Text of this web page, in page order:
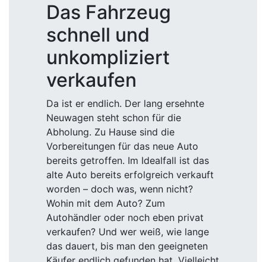
Das Fahrzeug
schnell und
unkompliziert
verkaufen
Da ist er endlich. Der lang ersehnte
Neuwagen steht schon für die
Abholung. Zu Hause sind die
Vorbereitungen für das neue Auto
bereits getroffen. Im Idealfall ist das
alte Auto bereits erfolgreich verkauft
worden – doch was, wenn nicht?
Wohin mit dem Auto? Zum
Autohändler oder noch eben privat
verkaufen? Und wer weiß, wie lange
das dauert, bis man den geeigneten